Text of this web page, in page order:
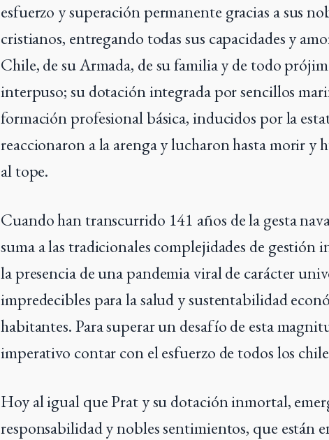
esfuerzo y superación permanente gracias a sus
cristianos, entregando todas sus capacidades y
Chile, de su Armada, de su familia y de todo
interpuso; su dotación integrada por sencillos
formación profesional básica, inducidos por la
reaccionaron a la arenga y lucharon hasta morir y
al tope.
Cuando han transcurrido 141 años de la gesta
suma a las tradicionales complejidades de gestión
la presencia de una pandemia viral de carácter
impredecibles para la salud y sustentabilidad
habitantes. Para superar un desafío de esta
imperativo contar con el esfuerzo de todos los
Hoy al igual que Prat y su dotación inmortal,
responsabilidad y nobles sentimientos, que están